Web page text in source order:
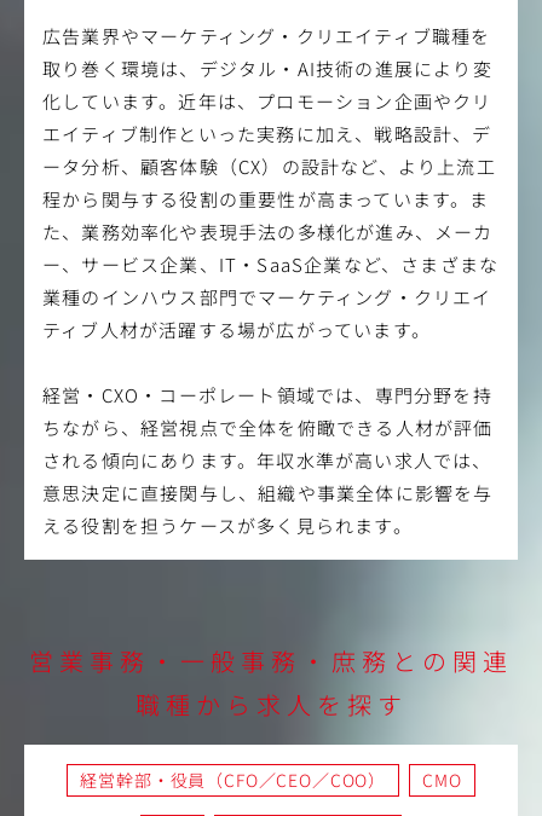
広告業界やマーケティング・クリエイティブ職種を
取り巻く環境は、デジタル・AI技術の進展により変
化しています。近年は、プロモーション企画やクリ
エイティブ制作といった実務に加え、戦略設計、デ
ータ分析、顧客体験（CX）の設計など、より上流工
程から関与する役割の重要性が高まっています。ま
た、業務効率化や表現手法の多様化が進み、メーカ
ー、サービス企業、IT・SaaS企業など、さまざまな
業種のインハウス部門でマーケティング・クリエイ
ティブ人材が活躍する場が広がっています。
経営・CXO・コーポレート領域では、専門分野を持
ちながら、経営視点で全体を俯瞰できる人材が評価
される傾向にあります。年収水準が高い求人では、
意思決定に直接関与し、組織や事業全体に影響を与
える役割を担うケースが多く見られます。
営業事務・一般事務・庶務との関連
職種から求人を探す
経営幹部・役員（CFO／CEO／COO） CMO